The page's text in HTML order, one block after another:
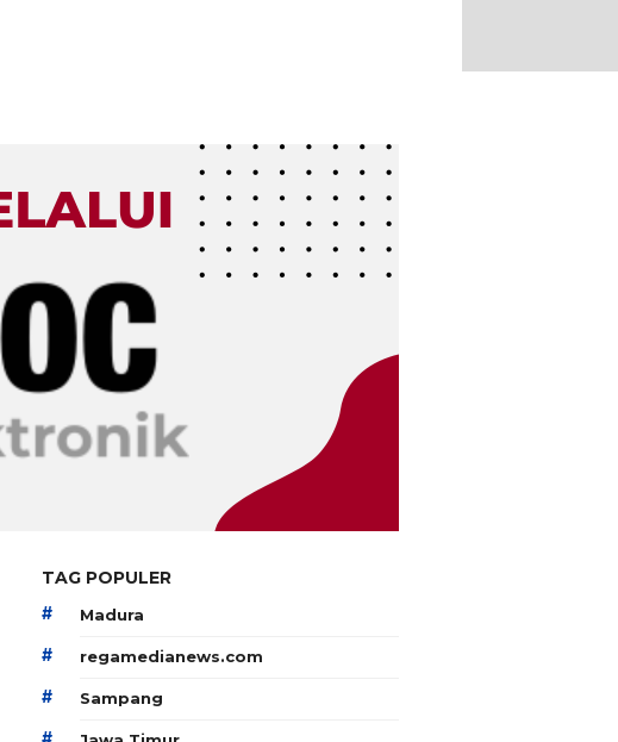
TAG POPULER
# Madura
# regamedianews.com
# Sampang
#